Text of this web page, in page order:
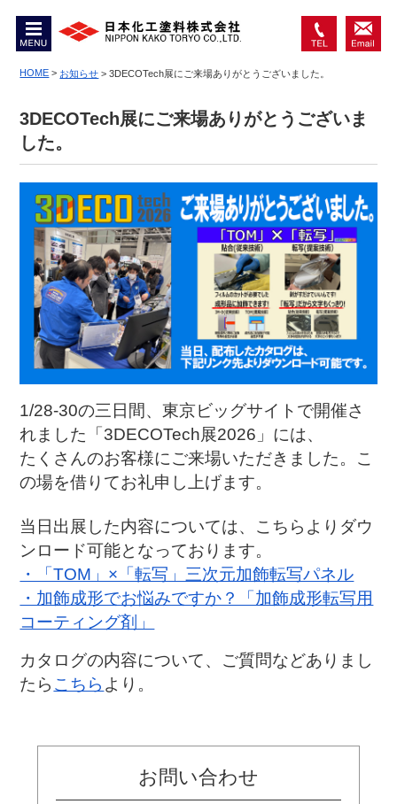
MENU
74-
HOME > お知らせ >3DECOTech展にご来場ありがとうございました。
3DECOTech展にご来場ありがとうございま
した。
1/28-30の三日間、東京ビッグサイトで開催さ
れました「3DECOTech展2026」には、
たくさんのお客様にご来場いただきました。こ
の場を借りてお礼申し上げます。
当日出展した内容については、こちらよりダウ
ンロード可能となっております。
・「TOM」×「転写」三次元加飾転写パネル
・加飾成形でお悩みですか？「加飾成形転写用
コーティング剤」
カタログの内容について、ご質問などありまし
たら こちら より。
お問い合わせ